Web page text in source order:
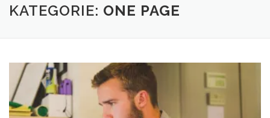
START ÜBER UNS SERVICES
DATENSCHUTZERKLÄRUNG
KATEGORIE: ONE PAGE